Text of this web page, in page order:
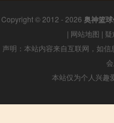
Copyright © 2012 - 2026 奥神篮
| 网站地图 |
声明：本站内容来自互联网，如
本站仅为个人兴趣